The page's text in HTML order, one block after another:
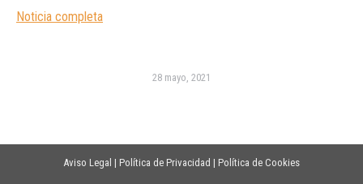
Noticia completa
28 mayo, 2021
Aviso Legal | Política de Privacidad | Política de Cookies